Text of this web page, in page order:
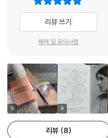
손에 책을 쥐었다면, 마음이 가는
장 속 문장이 운명처럼 다가오는
2 가장 좋아하는 공간에 놓아두세요.
당신이 머무는 장소 중 마음이 가는
예요.
3 문장을 소리내어 읽어보세요.
책장을 넘기다 보면 유난히 마음이
입 밖으로 주문처럼 소리 내 음미해
4 마음에 드는 문장을 사진 찍어 보세
책장을 넘기다 마음에 드는 문장을
경화면으로 사용하거나 친구에게
리뷰 쓰기
혜택 및 유의사항
5 4
리뷰 8